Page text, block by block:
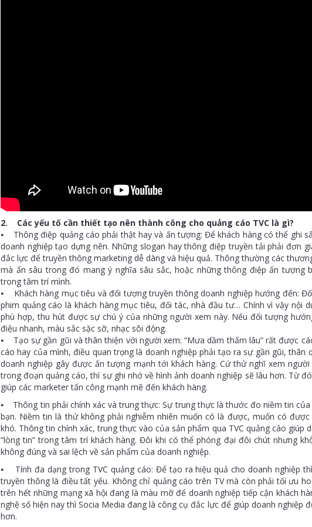
2. Các yếu tố cần thiết tạo nên thành công cho quảng cáo TVC là gì?
⦁ Thông điệp quảng cáo phải thật hay và ấn tượng: Để khách hàng có thể ghi
doanh nghiệp tạo dựng nên. Những slogan hay thông điệp truyền tải phải đơn
đắc lực để truyền thông marketing dễ dàng và hiệu quả. Thông thường các
mà ẩn sâu trong đó mang ý nghĩa sâu sắc, hoặc những thông điệp ấn tượng
trong tâm trí mình.
⦁ Khách hàng mục tiêu và đối tượng truyền thông doanh nghiệp hướng đến:
phim quảng cáo là khách hàng mục tiêu, đối tác, nhà đầu tư… Chính vì vậy nội
phù hợp, thu hút được sự chú ý của những người xem này. Nếu đối tượng
điệu nhanh, màu sắc sặc sỡ, nhạc sôi động.
⦁ Tạo sự gần gũi và thân thiện với người xem: “Mưa dầm thấm lâu” rất được
cáo hay của mình, điều quan trọng là doanh nghiệp phải tạo ra sự gần gũi, thân
doanh nghiệp gây được ấn tượng mạnh tới khách hàng. Cứ thử nghĩ xem
trong đoạn quảng cáo, thì sự ghi nhớ về hình ảnh doanh nghiệp sẽ lâu hơn. Từ
giúp các marketer tấn công mạnh mẽ đến khách hàng.
⦁ Thông tin phải chính xác và trung thực: Sự trung thực là thước đo niềm tin của
bạn. Niềm tin là thứ không phải nghiễm nhiên muốn có là được, muốn có
khó. Thông tin chính xác, trung thực vào của sản phẩm qua TVC quảng cáo giúp
“lòng tin” trong tâm trí khách hàng. Đôi khi có thể phóng đại đôi chút nhưng
không đúng và sai lệch về sản phẩm của doanh nghiệp.
⦁ Tính đa dạng trong TVC quảng cáo: Để tạo ra hiệu quả cho doanh nghiệp
truyền thông là điều tất yếu. Không chỉ quảng cáo trên TV mà còn phải tối ưu
trên hết những mạng xã hội đang là màu mỡ để doanh nghiệp tiếp cận khách
nghệ số hiện nay thì Socia Media đang là công cụ đắc lực để giúp doanh nghiệp
hơn.